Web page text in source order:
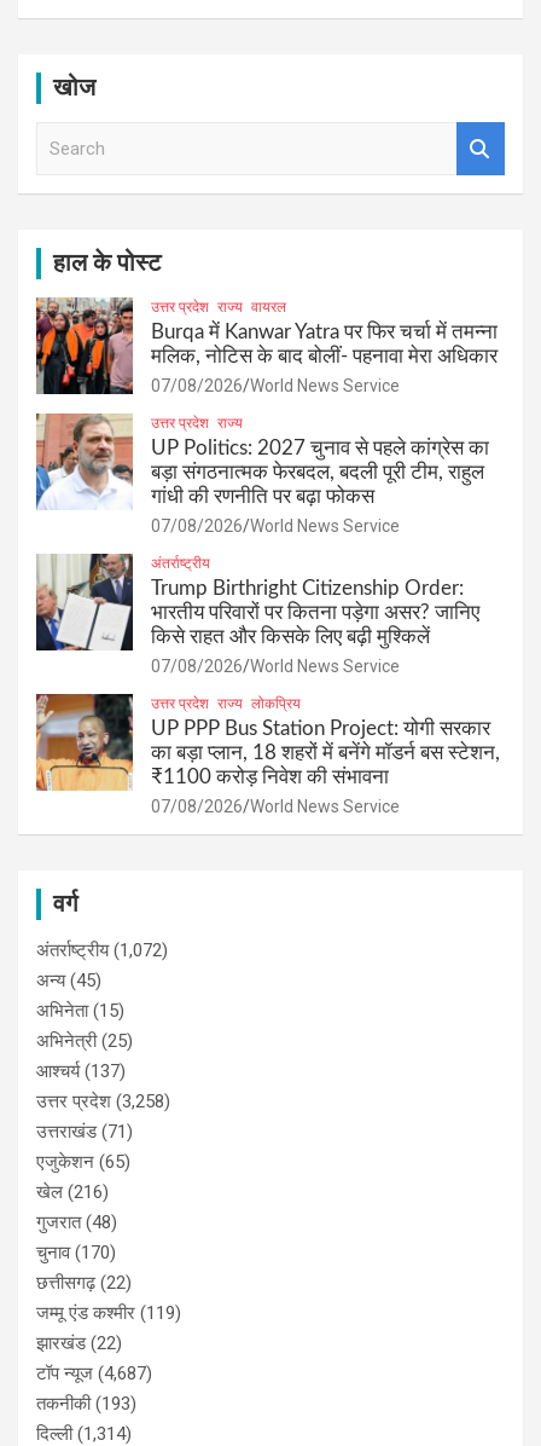
खोज
हाल के पोस्ट
उत्तर प्रदेश राज्य वायरल
Burqa में Kanwar Yatra पर फिर चर्चा में तमन्ना
मलिक, नोटिस के बाद बोलीं- पहनावा मेरा अधिकार
07/08/2026 World News Service
उत्तर प्रदेश राज्य
UP Politics: 2027 चुनाव से पहले कांग्रेस का
बड़ा संगठनात्मक फेरबदल, बदली पूरी टीम, राहुल
गांधी की रणनीति पर बढ़ा फोकस
07/08/2026 World News Service
अंतर्राष्ट्रीय
Trump Birthright Citizenship Order:
भारतीय परिवारों पर कितना पड़ेगा असर? जानिए
किसे राहत और किसके लिए बढ़ी मुश्किलें
07/08/2026 World News Service
उत्तर प्रदेश राज्य लोकप्रिय
UP PPP Bus Station Project: योगी सरकार
का बड़ा प्लान, 18 शहरों में बनेंगे मॉडर्न बस स्टेशन,
₹1100 करोड़ निवेश की संभावना
07/08/2026 World News Service
वर्ग
अंतर्राष्ट्रीय(1,072)
अन्य(45)
अभिनेता(15)
अभिनेत्री(25)
आश्चर्य(137)
उत्तर प्रदेश (3,258)
उत्तराखंड(71)
एजुकेशन (65)
खेल (216)
गुजरात(48)
चुनाव(170)
छत्तीसगढ़(22)
जम्मू एंड कश्मीर (119)
झारखंड(22)
टॉप न्यूज (4,687)
तकनीकी(193)
दिल्ली(1,314)